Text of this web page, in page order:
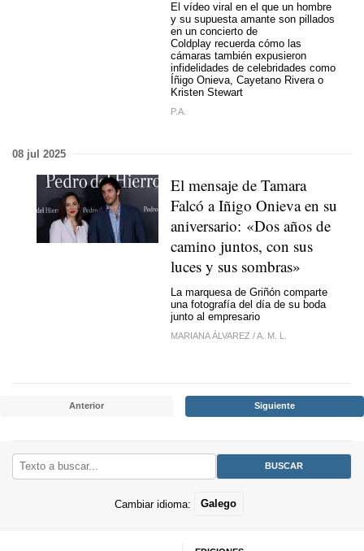
El vídeo viral en el que un hombre
y su supuesta amante son pillados
en un concierto de
Coldplay recuerda cómo las
cámaras también expusieron
infidelidades de celebridades como
Íñigo Onieva, Cayetano Rivera o
Kristen Stewart
P.A.
08 jul 2025
El mensaje de Tamara
Falcó a Iñigo Onieva en su
aniversario: «Dos años de
camino juntos, con sus
luces y sus sombras»
La marquesa de Griñón comparte
una fotografía del día de su boda
junto al empresario
MARIANA ÁLVAREZ /A. M. L.
Anterior Siguiente
Cambiar idioma: Galego